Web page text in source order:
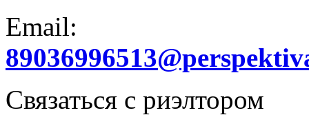
Email:
Связаться с риэлтором